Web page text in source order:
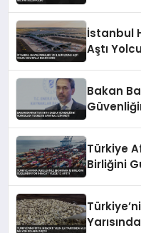
İstanbul
Aştı
Bakan
Türkiye
Birliğini